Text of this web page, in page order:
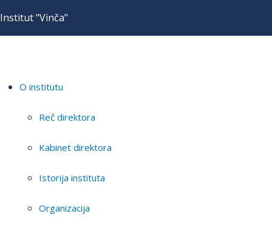
Institut "Vinča"
O institutu
Reč direktora
Kabinet direktora
Istorija instituta
Organizacija